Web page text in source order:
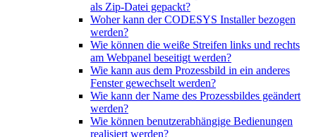
als Zip-Datei gepackt?
Woher kann der CODESYS Installer bezogen
werden?
Wie können die weiße Streifen links und rechts
am Webpanel beseitigt werden?
Wie kann aus dem Prozessbild in ein anderes
Fenster gewechselt werden?
Wie kann der Name des Prozessbildes geändert
werden?
Wie können benutzerabhängige Bedienungen
realisiert werden?